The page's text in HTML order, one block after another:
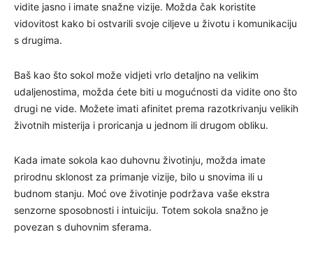
vidite jasno i imate snažne vizije. Možda čak koristite
vidovitost kako bi ostvarili svoje ciljeve u životu i komunikaciju
s drugima.
Baš kao što sokol može vidjeti vrlo detaljno na velikim
udaljenostima, možda ćete biti u mogućnosti da vidite ono što
drugi ne vide. Možete imati afinitet prema razotkrivanju velikih
životnih misterija i proricanja u jednom ili drugom obliku.
Kada imate sokola kao duhovnu životinju, možda imate
prirodnu sklonost za primanje vizije, bilo u snovima ili u
budnom stanju. Moć ove životinje podržava vaše ekstra
senzorne sposobnosti i intuiciju. Totem sokola snažno je
povezan s duhovnim sferama.